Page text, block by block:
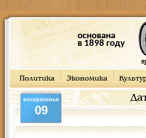
основана
в 1898 году
Политика Экономика
воскресенье
09